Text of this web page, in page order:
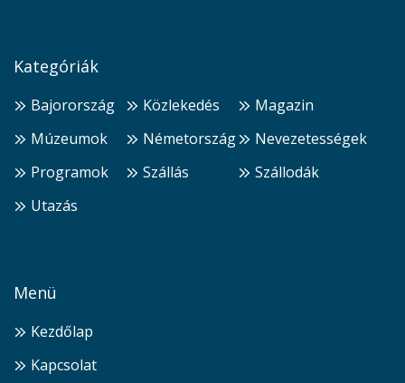
Kategóriák
Bajorország Közlekedés
Magazin
Múzeumok
Németország
Nevezetességek
Programok
Szállás
Szállodák
Utazás
Menü
Kezdőlap
Kapcsolat